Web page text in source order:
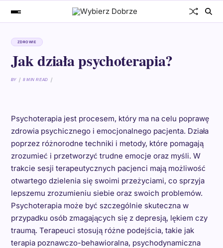
ZDROWIE
Jak działa psychoterapia?
BY 8 MIN READ
Psychoterapia jest procesem, który ma na celu poprawę
zdrowia psychicznego i emocjonalnego pacjenta. Działa
poprzez różnorodne techniki i metody, które pomagają
zrozumieć i przetworzyć trudne emocje oraz myśli. W
trakcie sesji terapeutycznych pacjenci mają możliwość
otwartego dzielenia się swoimi przeżyciami, co sprzyja
lepszemu zrozumieniu siebie oraz swoich problemów.
Psychoterapia może być szczególnie skuteczna w
przypadku osób zmagających się z depresją, lękiem czy
traumą. Terapeuci stosują różne podejścia, takie jak
terapia poznawczo-behawioralna, psychodynamiczna